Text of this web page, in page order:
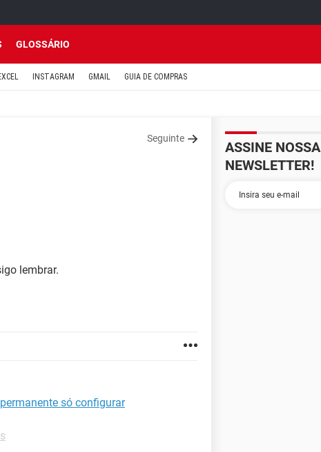
GLOSSÁRIO
INSTAGRAM GMAIL GUIA DE COMPRAS
Seguinte
lembrar.
só configurar
ASSINE NOSSA
NEWSLETTER!